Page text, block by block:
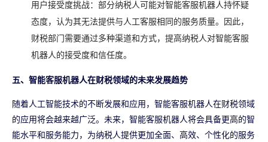
用户接受度挑战：部分纳税人可能对智能客服机器人持怀疑
态度，认为其无法提供与人工客服相同的服务质量。因此，
财税部门需要通过多种渠道和方式，提高纳税人对智能客服
机器人的接受度和信任度。
五、智能客服机器人在财税领域的未来发展趋势
随着人工智能技术的不断发展和应用，智能客服机器人在财税领域
的应用将会越来越广泛。未来，智能客服机器人将会具备更高的智
能水平和服务能力，为纳税人提供更加全面、高效、个性化的服务